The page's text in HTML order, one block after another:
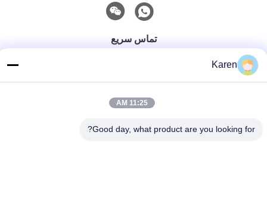
تماس سریع
تلفن
+86-18912490312
Karen
11:25 AM
Good day, what product are you looking for?